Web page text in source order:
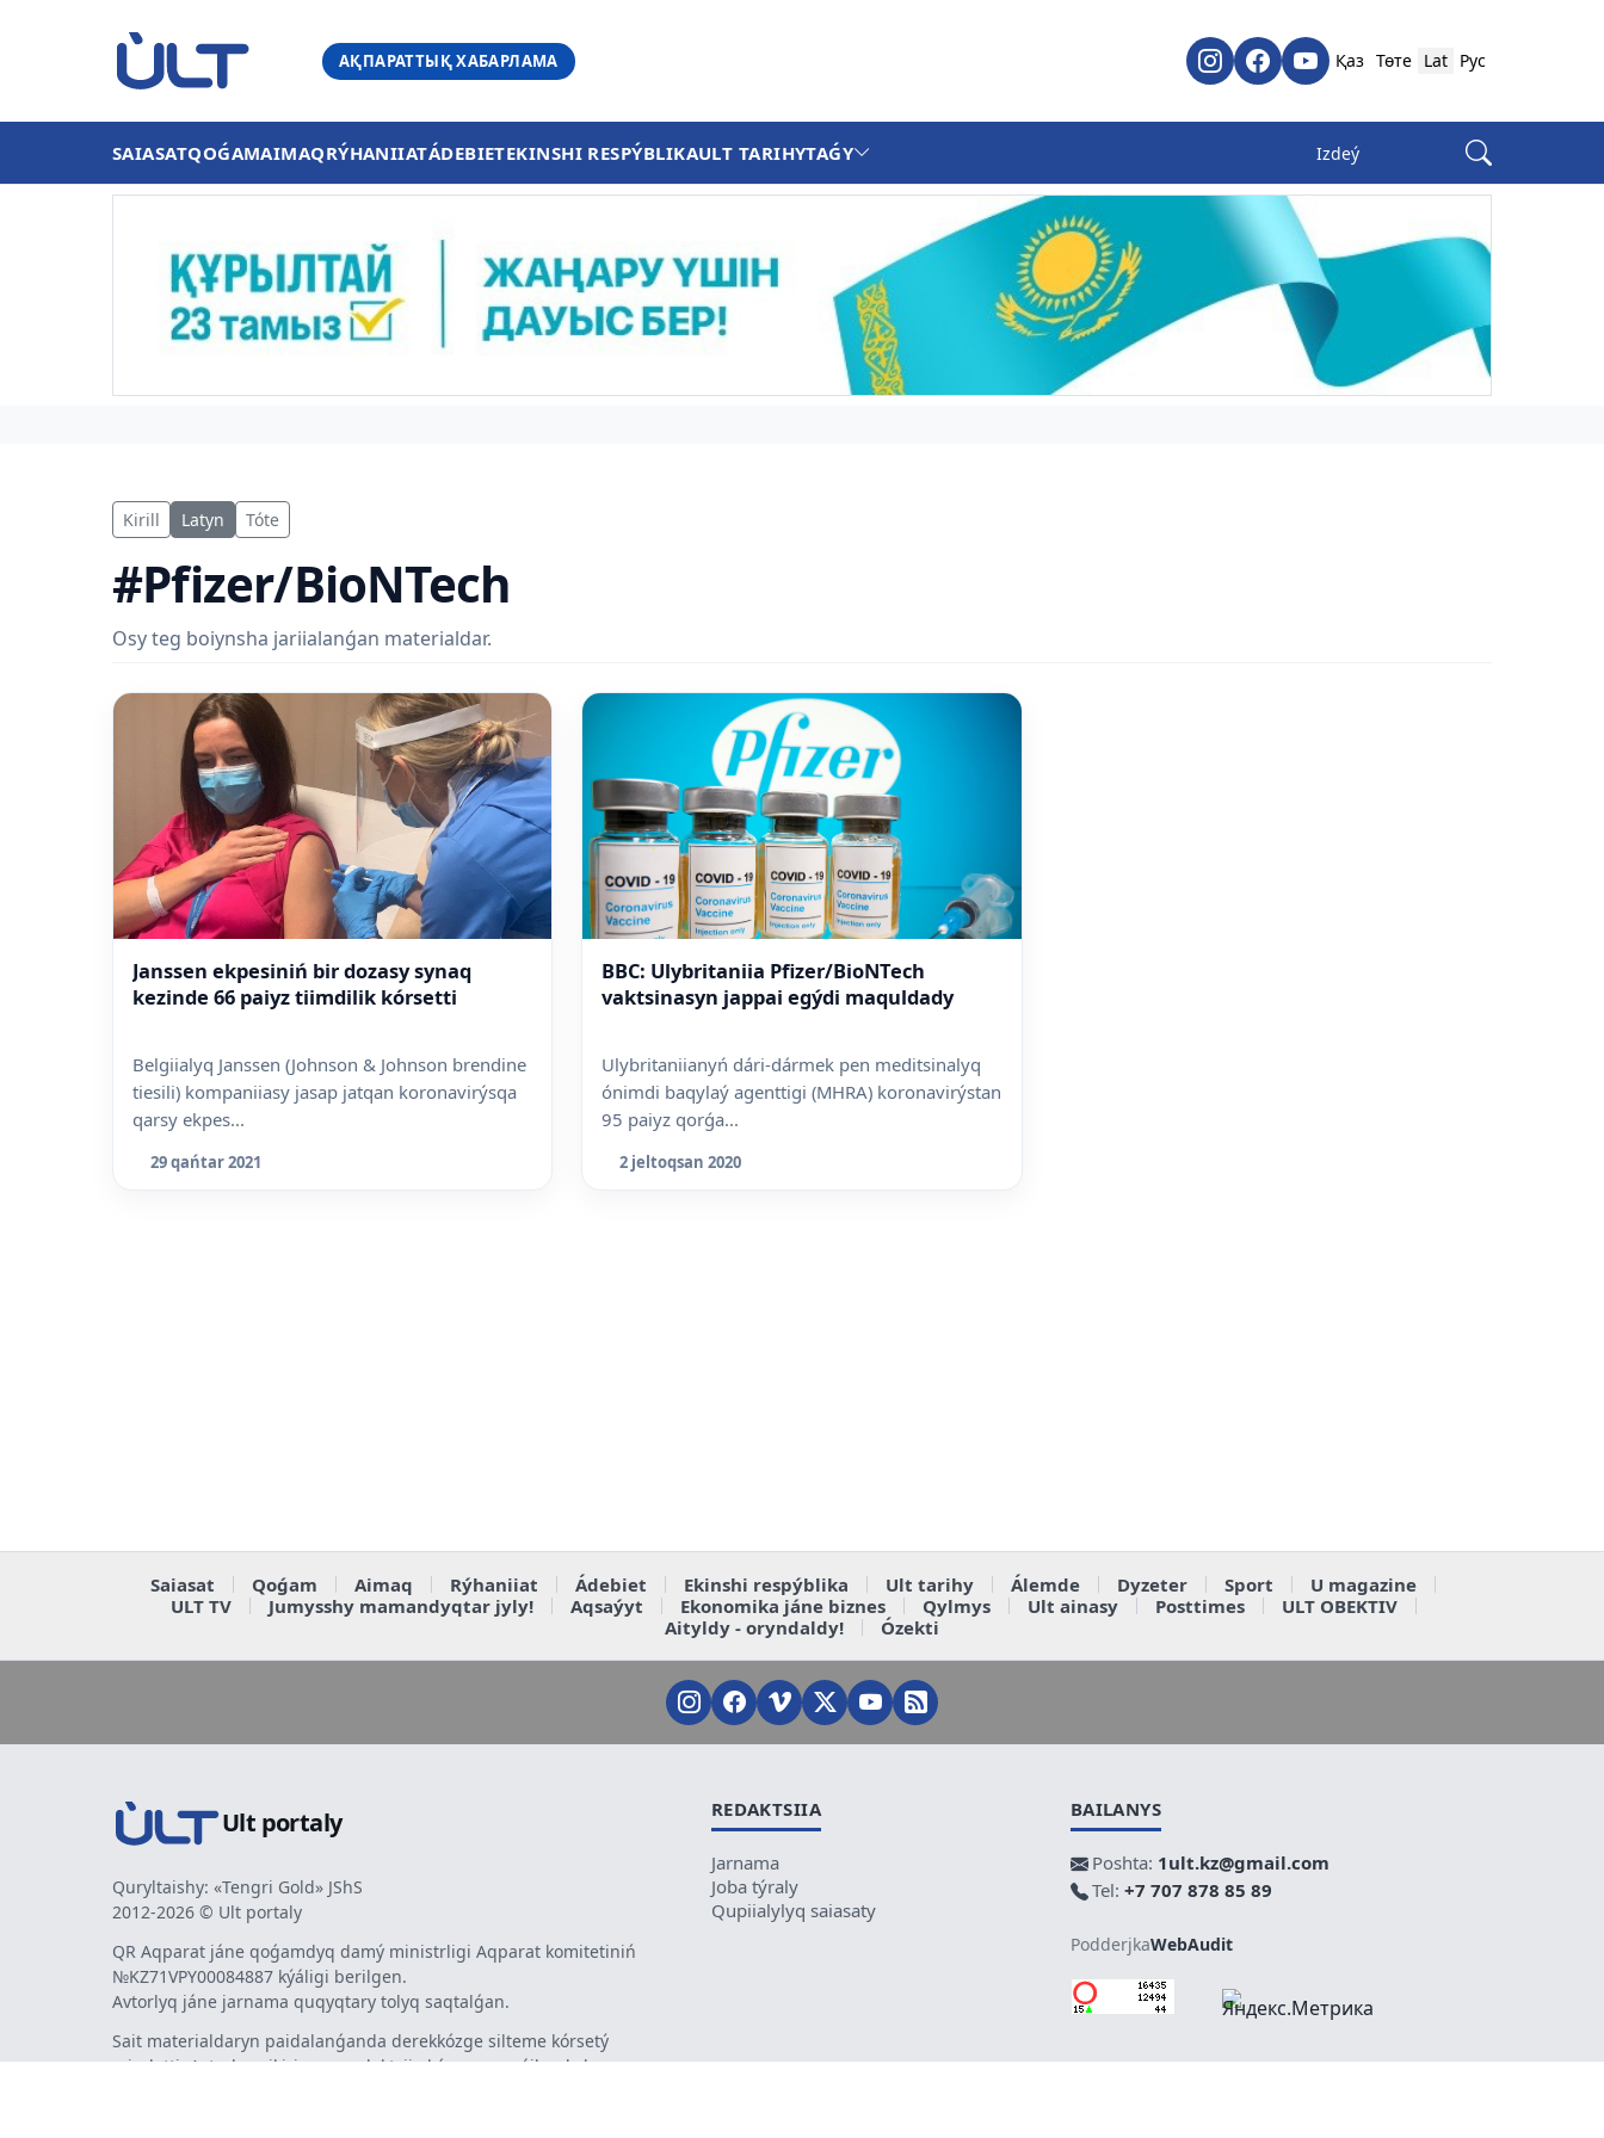
АҚПАРАТТЫҚ ХАБАРЛАМА Қаз Төте Lat Рус
SAIASATQOǴAMAIMAQRÝHANIIATÁDEBIETEKINSHI RESPÝBLIKAULT TARIHYTAǴY
Kirill Latyn Tóte
#Pfizer/BioNTech
Osy teg boiynsha jariialanǵan materialdar.
Janssen ekpesiniń bir dozasy synaq
kezinde 66 paiyz tiimdilik kórsetti
Belgiialyq Janssen (Johnson & Johnson brendine
tiesili) kompaniiasy jasap jatqan koronavirýsqa
qarsy ekpes...
29 qańtar 2021
BBC: Ulybritaniia Pfizer/BioNTech
vaktsinasyn jappai egýdi maquldady
Ulybritaniianyń dári-dármek pen meditsinalyq
ónimdi baqylaý agenttigi (MHRA) koronavirýstan
95 paiyz qorǵa...
2 jeltoqsan 2020
Saiasat Qoǵam Aimaq Rýhaniiat Ádebiet Ekinshi respýblika Ult tarihy Álemde Dyzeter Sport
U magazine
ULT TV
Jumysshy mamandyqtar jyly! Aqsaýyt Ekonomika jáne biznes Qylmys Ult ainasy Posttimes
ULT OBEKTIV
Aityldy - oryndaldy!
Ózekti
Ult portaly
Quryltaishy: «Tengri Gold» JShS
2012-2026 © Ult portaly
QR Aqparat jáne qoǵamdyq damý ministrligi Aqparat komitetiniń
№KZ71VPY00084887 kýáligi berilgen.
Avtorlyq jáne jarnama quqyqtary tolyq saqtalǵan.
Sait materialdaryn paidalanǵanda derekkózge silteme kórsetý
mindetti. Avtorlar pikiri men redaktsiia kózqarasy sáikes kele
REDAKTSIIA
Jarnama
Joba týraly
Qupiialylyq saiasaty
BAILANYS
Poshta: 1ult.kz@gmail.com
Tel: +7 707 878 85 89
PodderjkaWebAudit